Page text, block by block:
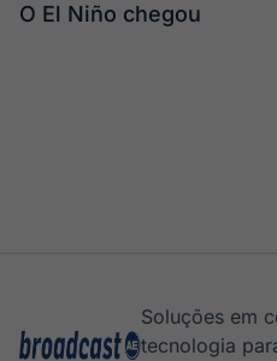
O El Niño chegou
Soluções em
tecnologia